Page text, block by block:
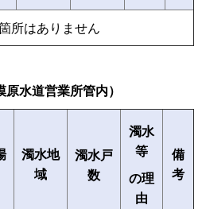
所はありません
水道営業所管内）
濁水地
域
濁水戸
数
濁水
等
の理
由
備
考